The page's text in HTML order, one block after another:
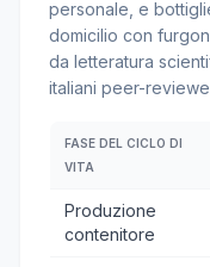
personale, e
domicilio con
da letteratura
italiani peer-
FASE DEL CICLO DI
VITA
Produzione
contenitore